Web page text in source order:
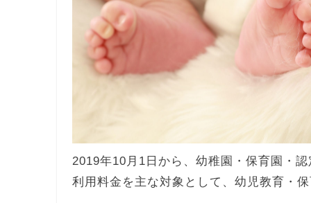
2019年10月1日から、幼稚園・保育園・
利用料金を主な対象として、幼児教育・